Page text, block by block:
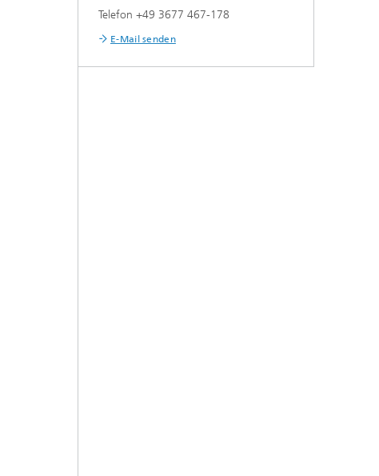
Telefon +49 3677 467-178
E-Mail senden